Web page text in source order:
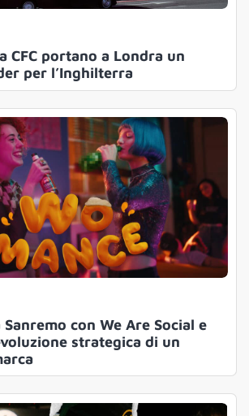
CFC portano a Londra un
per l’Inghilterra
con We Are Social e
strategica di un